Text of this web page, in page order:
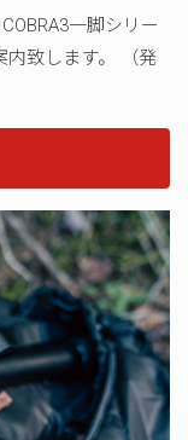
一脚シリー
内致します。 （発